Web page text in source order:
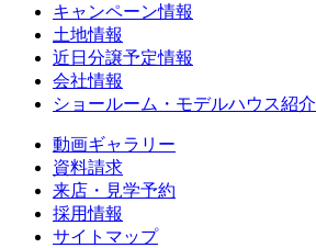
キャンペーン情報
土地情報
近日分譲予定情報
会社情報
ショールーム・モデルハウス紹介
動画ギャラリー
資料請求
来店・見学予約
採用情報
サイトマップ